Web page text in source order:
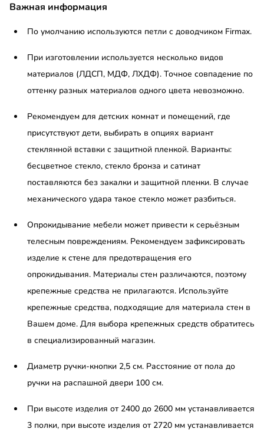
Важная информация
По умолчанию используются петли с доводчиком Firmax.
При изготовлении используется несколько видов
материалов (ЛДСП, МДФ, ЛХДФ). Точное совпадение по
оттенку разных материалов одного цвета невозможно.
Рекомендуем для детских комнат и помещений, где
присутствуют дети, выбирать в опциях вариант
стеклянной вставки с защитной пленкой. Варианты:
бесцветное стекло, стекло бронза и сатинат
поставляются без закалки и защитной пленки. В случае
механического удара такое стекло может разбиться.
Опрокидывание мебели может привести к серьёзным
телесным повреждениям. Рекомендуем зафиксировать
изделие к стене для предотвращения его
опрокидывания. Материалы стен различаются, поэтому
крепежные средства не прилагаются. Используйте
крепежные средства, подходящие для материала стен в
Вашем доме. Для выбора крепежных средств обратитесь
в специализированный магазин.
Диаметр ручки-кнопки 2,5 см. Расстояние от пола до
ручки на распашной двери 100 см.
При высоте изделия от 2400 до 2600 мм устанавливается
3 полки, при высоте изделия от 2720 мм устанавливается